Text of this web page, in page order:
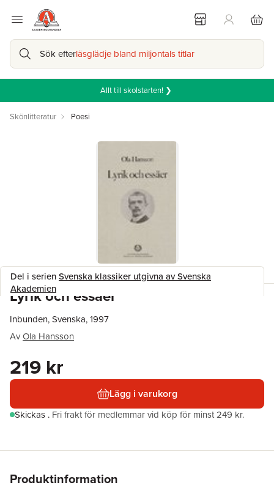
Sök efterläsglädje bland miljontals titlar
Allt till skolstarten! ❯
Skönlitteratur Poesi
Del i serienSvenska klassiker utgivna av Svenska
Akademien
Lyrik och essäer
Inbunden, Svenska, 1997
AvOla Hansson
219 kr
Lägg i varukorg
Skickas . Fri frakt för medlemmar vid köp för minst 249 kr.
Produktinformation